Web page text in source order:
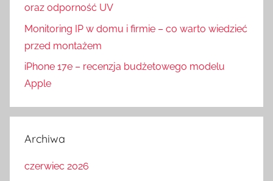
oraz odporność UV
Monitoring IP w domu i firmie – co warto wiedzieć
przed montażem
iPhone 17e – recenzja budżetowego modelu
Apple
Archiwa
czerwiec 2026